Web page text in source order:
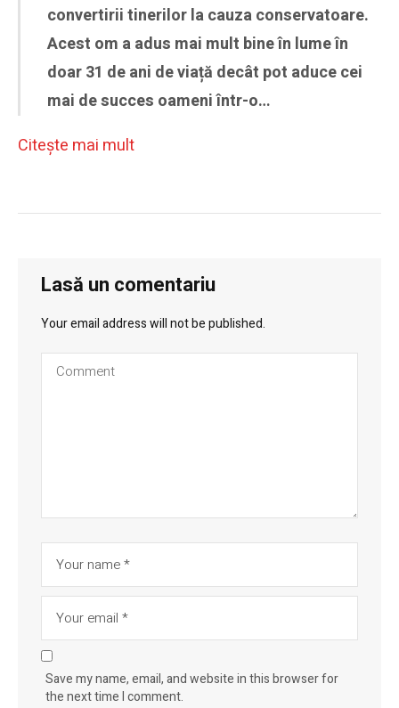
convertirii tinerilor la cauza conservatoare.
Acest om a adus mai mult bine în lume în
doar 31 de ani de viață decât pot aduce cei
mai de succes oameni într-o…
Citeşte mai mult
Lasă un comentariu
Your email address will not be published.
Save my name, email, and website in this browser for
the next time I comment.